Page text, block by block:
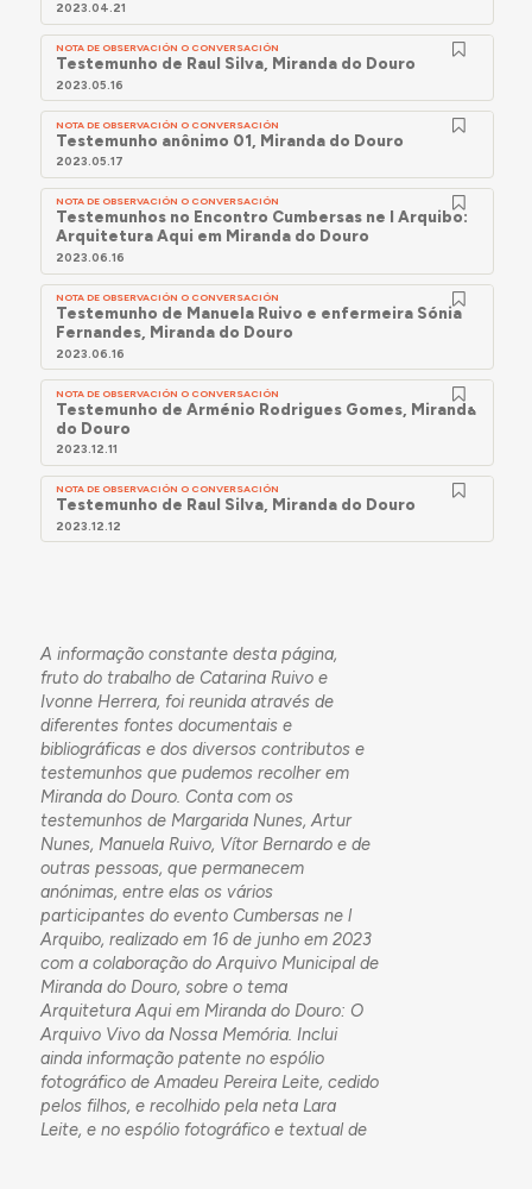
2023.04.21
NOTA DE OBSERVACIÓN O CONVERSACIÓN
Testemunho de Raul Silva, Miranda do Douro
2023.05.16
NOTA DE OBSERVACIÓN O CONVERSACIÓN
Testemunho anônimo 01, Miranda do Douro
2023.05.17
NOTA DE OBSERVACIÓN O CONVERSACIÓN
Testemunhos no Encontro Cumbersas ne l Arquibo:
Arquitetura Aqui em Miranda do Douro
2023.06.16
NOTA DE OBSERVACIÓN O CONVERSACIÓN
Testemunho de Manuela Ruivo e enfermeira Sónia
Fernandes, Miranda do Douro
2023.06.16
NOTA DE OBSERVACIÓN O CONVERSACIÓN
Testemunho de Arménio Rodrigues Gomes, Miranda
do Douro
2023.12.11
NOTA DE OBSERVACIÓN O CONVERSACIÓN
Testemunho de Raul Silva, Miranda do Douro
2023.12.12
A informação constante desta página,
fruto do trabalho de Catarina Ruivo e
Ivonne Herrera, foi reunida através de
diferentes fontes documentais e
bibliográficas e dos diversos contributos e
testemunhos que pudemos recolher em
Miranda do Douro. Conta com os
testemunhos de Margarida Nunes, Artur
Nunes, Manuela Ruivo, Vítor Bernardo e de
outras pessoas, que permanecem
anónimas, entre elas os vários
participantes do evento Cumbersas ne l
Arquibo, realizado em 16 de junho em 2023
com a colaboração do Arquivo Municipal de
Miranda do Douro, sobre o tema
Arquitetura Aqui em Miranda do Douro: O
Arquivo Vivo da Nossa Memória. Inclui
ainda informação patente no espólio
fotográfico de Amadeu Pereira Leite, cedido
pelos filhos, e recolhido pela neta Lara
Leite, e no espólio fotográfico e textual de